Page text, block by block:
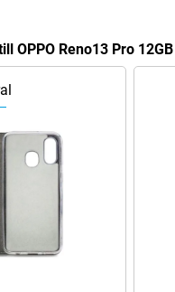
OPPO Reno13 Pro 12GB